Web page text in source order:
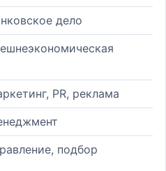
дело
PR, реклама
подбор